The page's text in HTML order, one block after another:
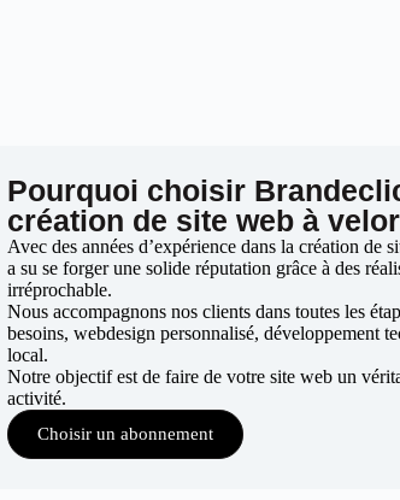
Pourquoi choisir
création de site web à
Avec des années d’expérience dans la création de
a su se forger une solide réputation grâce à des
irréprochable.
Nous accompagnons nos clients dans toutes les
besoins, webdesign personnalisé, développement
local.
Notre objectif est de faire de votre site web un
activité.
Choisir un abonnement